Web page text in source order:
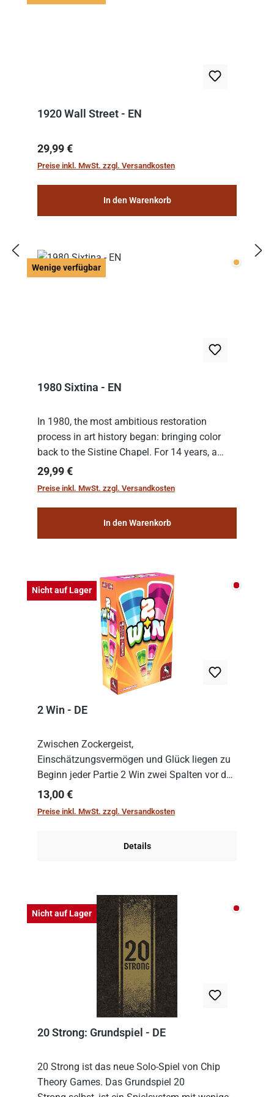
1920 Wall Street - EN
Regulärer Preis:
29,99 €
Preise inkl. MwSt. zzgl. Versandkosten
In den Warenkorb
Wenige verfügbar Wenige
1980 Sixtina - EN
In 1980, the most ambitious restoration
process in art history began: bringing color
back to the Sistine Chapel. For 14 years, a
team of experts from the Vatican undertook
the meticulous job of cleaning and
Regulärer Preis:
29,99 €
Preise inkl. MwSt. zzgl. Versandkosten
In den Warenkorb
Nicht auf Lager Nicht
2 Win - DE
Zwischen Zockergeist,
Einschätzungsvermögen und Glück liegen zu
Beginn jeder Partie 2 Win zwei Spalten vor den
Spielenden aus, die es in die Höhe zu treiben
gilt. Doch das geht natürlich nur, solange man
Regulärer Preis:
13,00 €
Preise inkl. MwSt. zzgl. Versandkosten
Details
Nicht auf Lager Nicht
20 Strong: Grundspiel - DE
20 Strong ist das neue Solo-Spiel von Chip
Theory Games. Das Grundspiel 20